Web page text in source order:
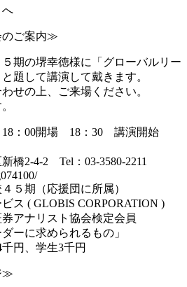
へ
のご案内≫
期の堺幸徳様に「グローバルリー
題して講演して戴きます。
せの上、ご来場ください。
18：00開場 18：30 講演開始
橋2-4-2 Tel：03-3580-2211
期（応援団に所属）
GLOBIS CORPORATION )
リスト協会検定会員
ーに求められるもの」
円、学生3千円
≫